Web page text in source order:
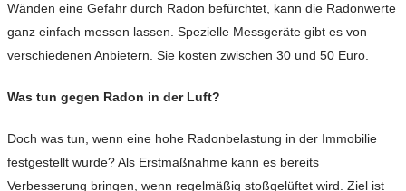
Wänden eine Gefahr durch Radon befürchtet, kann die Radonwerte
ganz einfach messen lassen. Spezielle Messgeräte gibt es von
verschiedenen Anbietern. Sie kosten zwischen 30 und 50 Euro.
Was tun gegen Radon in der Luft?
Doch was tun, wenn eine hohe Radonbelastung in der Immobilie
festgestellt wurde? Als Erstmaßnahme kann es bereits
Verbesserung bringen, wenn regelmäßig stoßgelüftet wird. Ziel ist